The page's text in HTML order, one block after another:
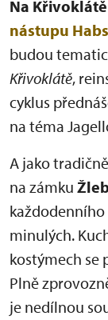
Na Křivoklátě
nástupu
budou
Křivoklátě,
cyklus
na téma
A jako
na zámku
minulých.
kostýmech se
Plně
je nedílnou